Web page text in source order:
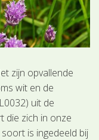
zijn opvallende
wit en de
uit de
die zich in onze
is ingedeeld bij